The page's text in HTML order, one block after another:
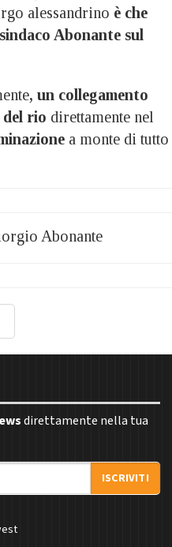
alessandrino è che
Abonante sul
, un collegamento
del rio direttamente nel
a monte di
Abonante
direttamente nella tua
ISCRIVITI